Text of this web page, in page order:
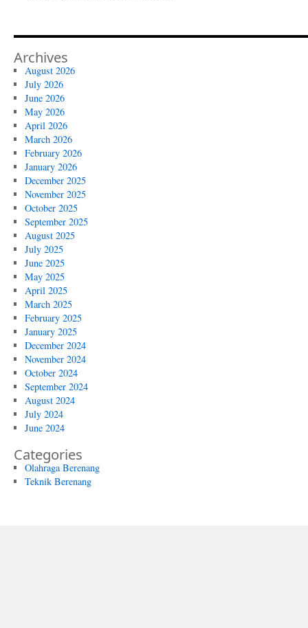
Archives
August 2026
July 2026
June 2026
May 2026
April 2026
March 2026
February 2026
January 2026
December 2025
November 2025
October 2025
September 2025
August 2025
July 2025
June 2025
May 2025
April 2025
March 2025
February 2025
January 2025
December 2024
November 2024
October 2024
September 2024
August 2024
July 2024
June 2024
Categories
Olahraga Berenang
Teknik Berenang